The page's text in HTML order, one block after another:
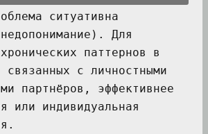
ситуативна
Для
паттернов в
связанных с личностными
партнёров, эффективнее
или индивидуальная